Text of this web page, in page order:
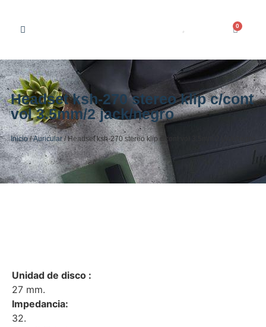
0
Headset ksh-270 stereo klip c/cont
vol 3.5mm/2 jack/negro
Inicio/Auricular/ Headset ksh-270 stereo klip c/cont vol 3.5mm/2 jack/negro
Unidad de disco :
27 mm.
Impedancia:
32.